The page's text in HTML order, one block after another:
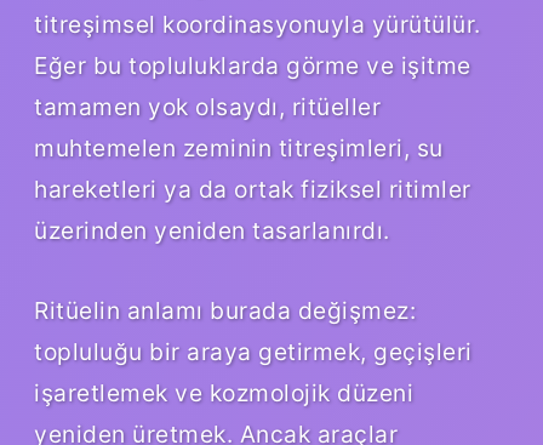
titreşimsel koordinasyonuyla yürütülür.
Eğer bu topluluklarda görme ve işitme
tamamen yok olsaydı, ritüeller
muhtemelen zeminin titreşimleri, su
hareketleri ya da ortak fiziksel ritimler
üzerinden yeniden tasarlanırdı.
Ritüelin anlamı burada değişmez:
topluluğu bir araya getirmek, geçişleri
işaretlemek ve kozmolojik düzeni
yeniden üretmek. Ancak araçlar